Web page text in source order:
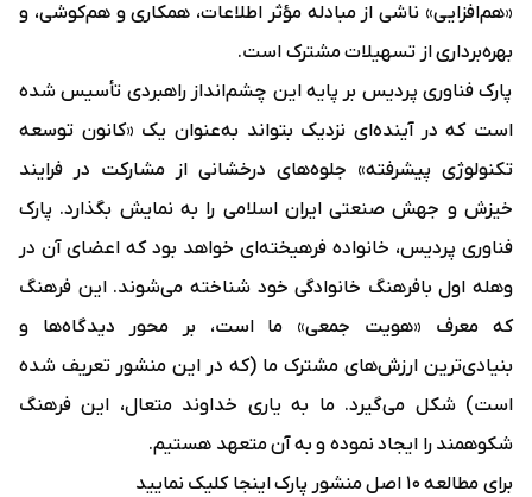
«هم‌افزایی» ناشی از مبادله مؤثر اطلاعات، همکاری و هم‌کوشی، و
بهره‌برداری از تسهیلات مشترک است.
پارک فناوری پردیس بر پایه این چشم‌انداز راهبردی تأسیس شده
است که در آینده‌ای نزدیک بتواند به‌عنوان یک «کانون توسعه
تکنولوژی پیشرفته» جلوه‌های درخشانی از مشارکت در فرایند
خیزش و جهش صنعتی ایران اسلامی را به نمایش بگذارد. پارک
فناوری پردیس، خانواده فرهیخته‌ای خواهد بود که اعضای آن در
وهله اول بافرهنگ خانوادگی خود شناخته می‌شوند. این فرهنگ
که معرف «هویت جمعی» ما است، بر محور دیدگاه‌ها و
بنیادی‌ترین ارزش‌های مشترک ما (که در این منشور تعریف شده
است) شکل می‌گیرد. ما به یاری خداوند متعال، این فرهنگ
شکوهمند را ایجاد نموده و به آن متعهد هستیم.
برای مطالعه 10 اصل منشور پارک
اینجا کلیک نمایید